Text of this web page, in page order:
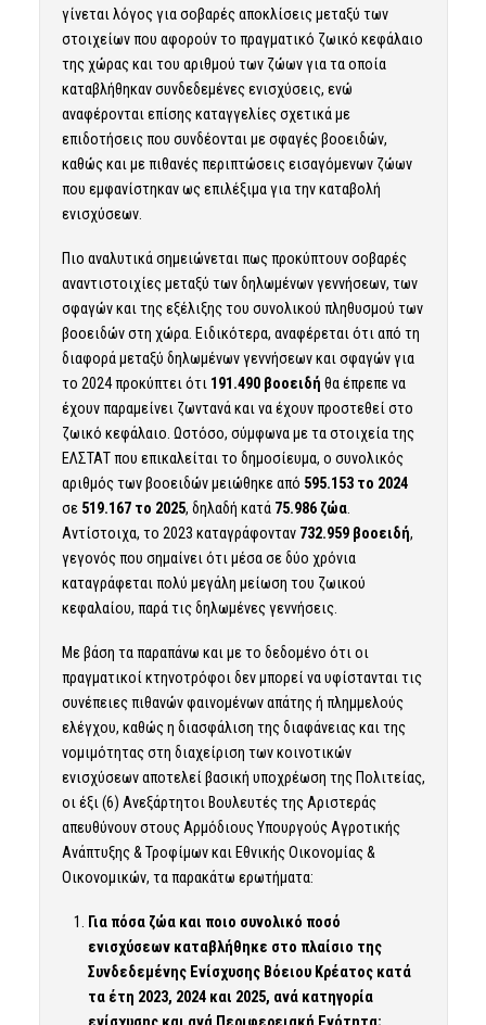
γίνεται λόγος για σοβαρές αποκλίσεις μεταξύ των
στοιχείων που αφορούν το πραγματικό ζωικό κεφάλαιο
της χώρας και του αριθμού των ζώων για τα οποία
καταβλήθηκαν συνδεδεμένες ενισχύσεις, ενώ
αναφέρονται επίσης καταγγελίες σχετικά με
επιδοτήσεις που συνδέονται με σφαγές βοοειδών,
καθώς και με πιθανές περιπτώσεις εισαγόμενων ζώων
που εμφανίστηκαν ως επιλέξιμα για την καταβολή
ενισχύσεων.
Πιο αναλυτικά σημειώνεται πως προκύπτουν σοβαρές
αναντιστοιχίες μεταξύ των δηλωμένων γεννήσεων, των
σφαγών και της εξέλιξης του συνολικού πληθυσμού των
βοοειδών στη χώρα. Ειδικότερα, αναφέρεται ότι από τη
διαφορά μεταξύ δηλωμένων γεννήσεων και σφαγών για
το 2024 προκύπτει ότι 191.490 βοοειδή θα έπρεπε να
έχουν παραμείνει ζωντανά και να έχουν προστεθεί στο
ζωικό κεφάλαιο. Ωστόσο, σύμφωνα με τα στοιχεία της
ΕΛΣΤΑΤ που επικαλείται το δημοσίευμα, ο συνολικός
αριθμός των βοοειδών μειώθηκε από 595.153 το 2024
σε 519.167 το 2025, δηλαδή κατά 75.986 ζώα.
Αντίστοιχα, το 2023 καταγράφονταν 732.959 βοοειδή,
γεγονός που σημαίνει ότι μέσα σε δύο χρόνια
καταγράφεται πολύ μεγάλη μείωση του ζωικού
κεφαλαίου, παρά τις δηλωμένες γεννήσεις.
Με βάση τα παραπάνω και με το δεδομένο ότι οι
πραγματικοί κτηνοτρόφοι δεν μπορεί να υφίστανται τις
συνέπειες πιθανών φαινομένων απάτης ή πλημμελούς
ελέγχου, καθώς η διασφάλιση της διαφάνειας και της
νομιμότητας στη διαχείριση των κοινοτικών
ενισχύσεων αποτελεί βασική υποχρέωση της Πολιτείας,
οι έξι (6) Ανεξάρτητοι Βουλευτές της Αριστεράς
απευθύνουν στους Αρμόδιους Υπουργούς Αγροτικής
Ανάπτυξης & Τροφίμων και Εθνικής Οικονομίας &
Οικονομικών, τα παρακάτω ερωτήματα:
Για πόσα ζώα και ποιο συνολικό ποσό
ενισχύσεων καταβλήθηκε στο πλαίσιο της
Συνδεδεμένης Ενίσχυσης Βόειου Κρέατος κατά
τα έτη 2023, 2024 και 2025, ανά κατηγορία